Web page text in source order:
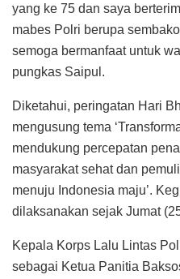
yang ke 75 dan saya
mabes Polri berupa
semoga bermanfaat untuk
pungkas Saipul.
Diketahui, peringatan Hari
mengusung tema
mendukung percepatan
masyarakat sehat dan
menuju Indonesia maju’.
dilaksanakan sejak Jumat
Kepala Korps Lalu Lintas
sebagai Ketua Panitia